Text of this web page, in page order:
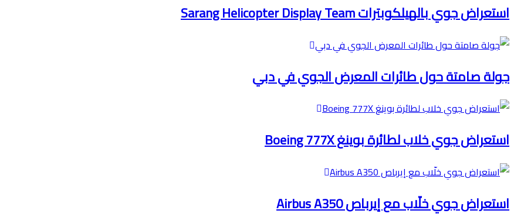
استعراض جوي بالهيلكوبترات Sarang Helicopter Display Team
جولة صامتة حول طائرات المعرض الجوي في دبي
استعراض جوي خلاب لطائرة بوينغ Boeing 777X
استعراض جوي خلّاب مع إيرباص Airbus A350